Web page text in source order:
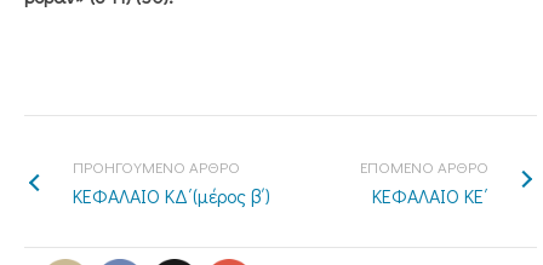
ΠΡΟΗΓΟΥΜΕΝΟ ΑΡΘΡΟ
ΚΕΦΑΛΑΙΟ ΚΔ΄(μέρος β΄)
ΕΠΟΜΕΝΟ ΑΡΘΡΟ
ΚΕΦΑΛΑΙΟ ΚΕ΄